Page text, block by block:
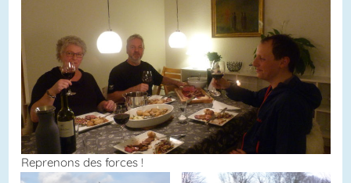
Reprenons des forces !